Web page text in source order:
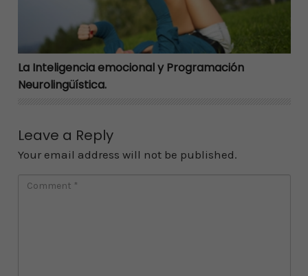
La Inteligencia emocional y Programación
Neurolingüística.
Leave a Reply
Your email address will not be published.